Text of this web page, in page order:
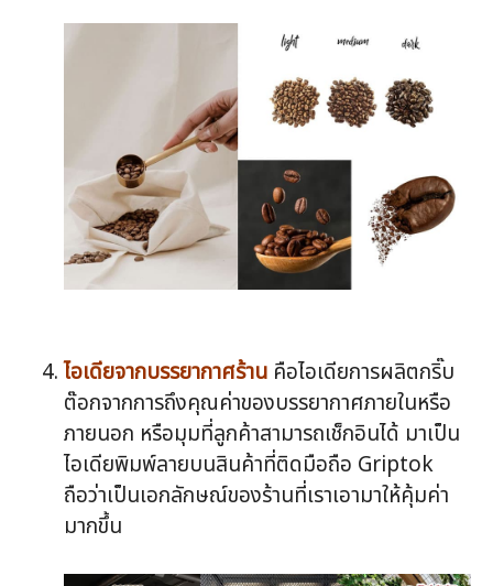
ไอเดียจากบรรยากาศร้าน คือไอเดียการผลิตกริ๊บ
ต๊อกจากการถึงคุณค่าของบรรยากาศภายในหรือ
ภายนอก หรือมุมที่ลูกค้าสามารถเช็กอินได้ มาเป็น
ไอเดียพิมพ์ลายบนสินค้าที่ติดมือถือ Griptok
ถือว่าเป็นเอกลักษณ์ของร้านที่เราเอามาให้คุ้มค่า
มากขึ้น